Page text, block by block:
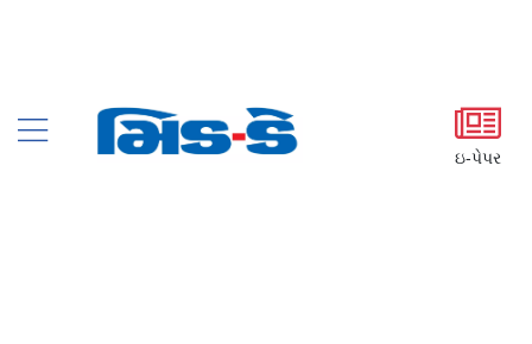
ઇ-પેપર